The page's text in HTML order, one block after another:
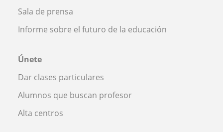
Sala de prensa
Informe sobre el futuro de la educación
Únete
Dar clases particulares
Alumnos que buscan profesor
Alta centros